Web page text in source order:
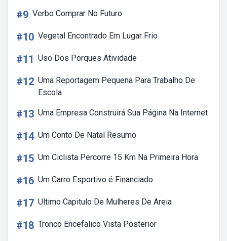
#9 Verbo Comprar No Futuro
#10 Vegetal Encontrado Em Lugar Frio
#11 Uso Dos Porques Atividade
#12 Uma Reportagem Pequena Para Trabalho De
Escola
#13 Uma Empresa Construirá Sua Página Na Internet
#14 Um Conto De Natal Resumo
#15 Um Ciclista Percorre 15 Km Na Primeira Hora
#16 Um Carro Esportivo é Financiado
#17 Ultimo Capitulo De Mulheres De Areia
#18 Tronco Encefalico Vista Posterior